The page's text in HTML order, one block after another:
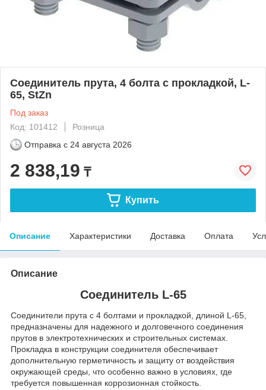
Соединитель прута, 4 болта с прокладкой, L-
65, StZn
Под заказ
Код: 101412
Розница
Отправка с 24 августа 2026
2 838,19 ₸
Купить
Описание Характеристики Доставка Оплата
Описание
Соединитель L-65
Соединители прута с 4 болтами и прокладкой, длиной L-65,
предназначены для надежного и долговечного соединения
прутов в электротехнических и строительных системах.
Прокладка в конструкции соединителя обеспечивает
дополнительную герметичность и защиту от воздействия
окружающей среды, что особенно важно в условиях, где
требуется повышенная коррозионная стойкость.